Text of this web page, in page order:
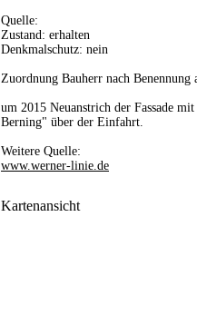
Quelle:
Zustand: erhalten
Denkmalschutz: nein
Zuordnung Bauherr nach
um 2015 Neuanstrich der Fassade
Berning" über der Einfahrt.
Weitere Quelle:
www.werner-linie.de
Kartenansicht